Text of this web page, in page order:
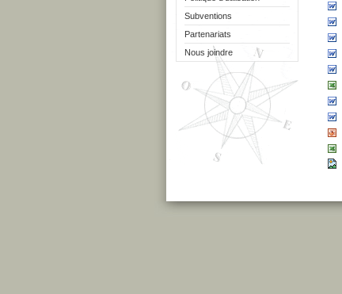
Subventions
Partenariats
Nous joindre